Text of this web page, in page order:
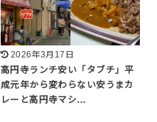
2026年3月17日
高円寺ランチ安い「タブチ」平
成元年から変わらない安うまカ
レーと高円寺マシ…